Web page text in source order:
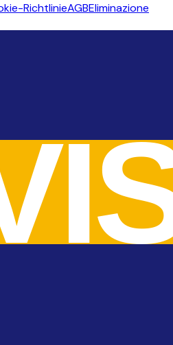
RichtlinieAGBEliminazione